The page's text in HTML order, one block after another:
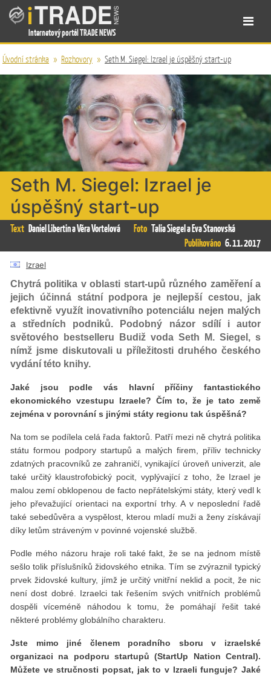
Internetový portál TRADE NEWS
Úvodní stránka » Rozhovory » Seth M. Siegel: Izrael je úspěšný start-up
Seth M. Siegel: Izrael je
úspěšný start-up
Text Daniel Libertin a Věra Vortelová Foto Talia Siegel a Eva Stanovská
Publikováno 6. 11. 2017
Izrael
Chytrá politika v oblasti start-upů různého zaměření a
jejich účinná státní podpora je nejlepší cestou, jak
efektivně využít inovativního potenciálu nejen malých
a středních podniků. Podobný názor sdílí i autor
světového bestselleru Budiž voda Seth M. Siegel, s
nímž jsme diskutovali u příležitosti druhého českého
vydání této knihy.
Jaké jsou podle vás hlavní příčiny fantastického
ekonomického vzestupu Izraele? Čím to, že je tato země
zejména v porovnání s jinými státy regionu tak úspěšná?
Na tom se podílela celá řada faktorů. Patří mezi ně chytrá politika
státu formou podpory start­upů a malých firem, příliv technicky
zdatných pracovníků ze zahraničí, vynikající úroveň univerzit, ale
také určitý klaustrofobický pocit, vyplývající z toho, že Izrael je
malou zemí obklopenou de facto nepřátelskými státy, který vedl k
jeho převažující orientaci na exportní trhy. A v neposlední řadě
také sebedůvěra a vyspělost, kterou mladí muži a ženy získávají
díky letům stráveným v povinné vojenské službě.
Podle mého názoru hraje roli také fakt, že se na jednom místě
sešlo tolik příslušníků židovského etnika. Tím se zvýraznil typický
prvek židovské kultury, jímž je určitý vnitřní neklid a pocit, že nic
není dost dobré. Izraelci tak řešením svých vnitřních problémů
dospěli víceméně náhodou k tomu, že pomáhají řešit také
některé problémy globálního charakteru.
Jste mimo jiné členem poradního sboru v izraelské
organizaci na podporu start­upů (Start­Up Nation Central).
Můžete ve stručnosti popsat, jak to v Izraeli funguje? Jaké